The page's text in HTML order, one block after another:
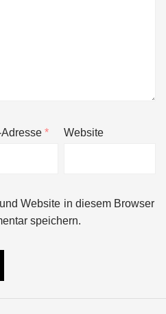
Adresse* Website
Website in diesem Browser
speichern.